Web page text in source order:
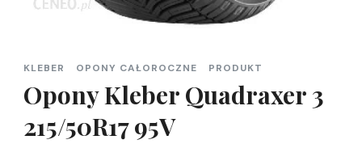
KLEBER OPONY CAŁOROCZNE PRODUKT
Opony Kleber Quadraxer 3
215/50R17 95V